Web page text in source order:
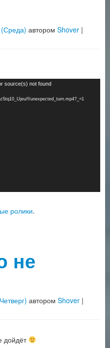
автором Shover |
source(s) not found
f/unexpected_turn.mp4?_=1
ролики.
не
автором Shover |
дойдёт